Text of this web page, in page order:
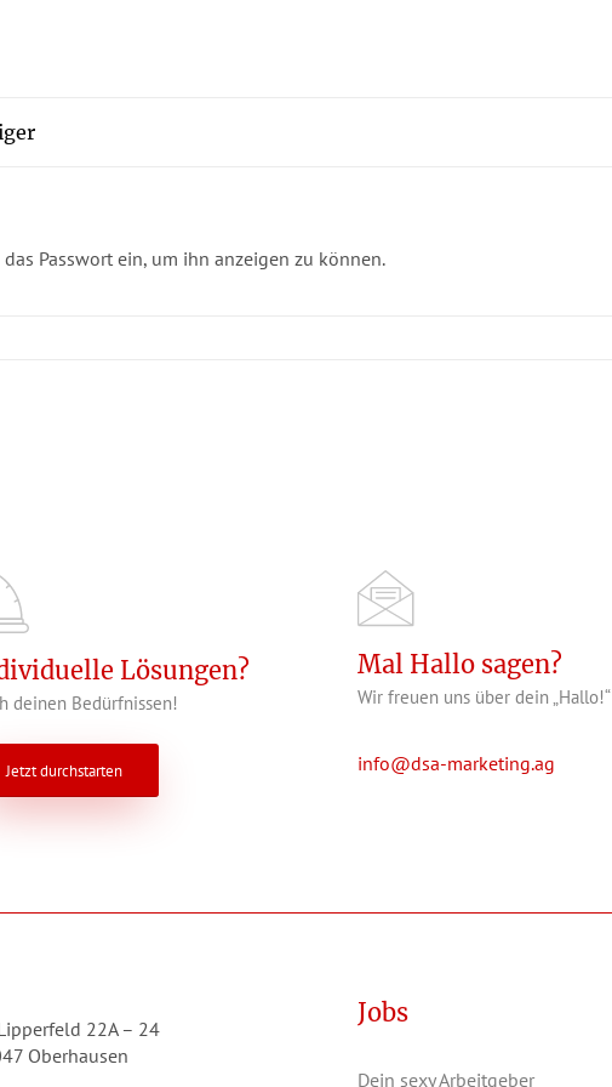
Passwort ein, um ihn anzeigen zu können.
Lösungen?
deinen Bedürfnissen!
Jetzt durchstarten
Mal Hallo sagen?
Wir freuen uns über dein „Hallo!“
info@dsa-marketing.ag
22A – 24
Oberhausen
Jobs
Dein sexy Arbeitgeber